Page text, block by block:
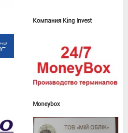
Компания King Invest
Moneybox